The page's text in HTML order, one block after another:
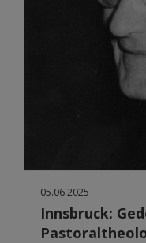
05.06.2025
Innsbruck: